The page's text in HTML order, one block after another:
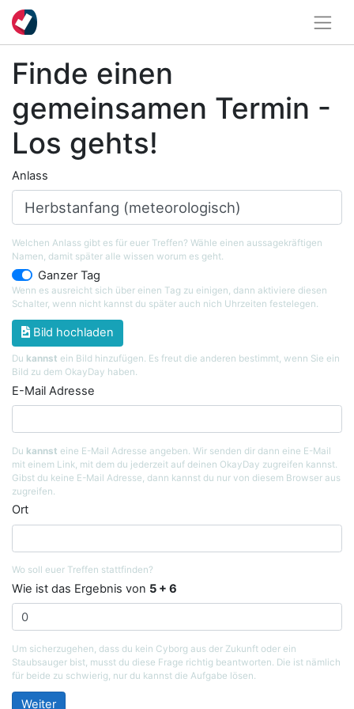
Finde einen
gemeinsamen Termin -
Los gehts!
Anlass
Welchen Anlass gibt es für euer Treffen? Wähle einen aussagekräftigen
Namen, damit später alle wissen worum es geht.
Ganzer Tag
Wenn es ausreicht sich über einen Tag zu einigen, dann aktiviere diesen
Schalter, wenn nicht kannst du später auch nich Uhrzeiten festelegen.
Bild hochladen
Du kannst ein Bild hinzufügen. Es freut die anderen bestimmt, wenn Sie ein
Bild zu dem OkayDay haben.
E-Mail Adresse
Du kannst eine E-Mail Adresse angeben. Wir senden dir dann eine E-Mail
mit einem Link, mit dem du jederzeit auf deinen OkayDay zugreifen kannst.
Gibst du keine E-Mail Adresse, dann kannst du nur von diesem Browser aus
zugreifen.
Ort
Wo soll euer Treffen stattfinden?
Wie ist das Ergebnis von 5 + 6
Um sicherzugehen, dass du kein Cyborg aus der Zukunft oder ein
Staubsauger bist, musst du diese Frage richtig beantworten. Die ist nämlich
für beide zu schwierig, nur du kannst die Aufgabe lösen.
Weiter